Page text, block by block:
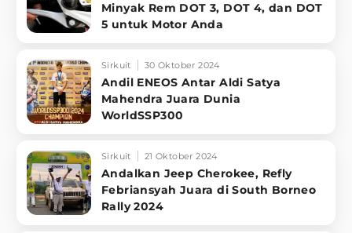
Minyak Rem DOT 3, DOT 4, dan DOT
5 untuk Motor Anda
Sirkuit 30 Oktober 2024
Andil ENEOS Antar Aldi Satya
Mahendra Juara Dunia
WorldSSP300
Sirkuit 21 Oktober 2024
Andalkan Jeep Cherokee, Refly
Febriansyah Juara di South Borneo
Rally 2024